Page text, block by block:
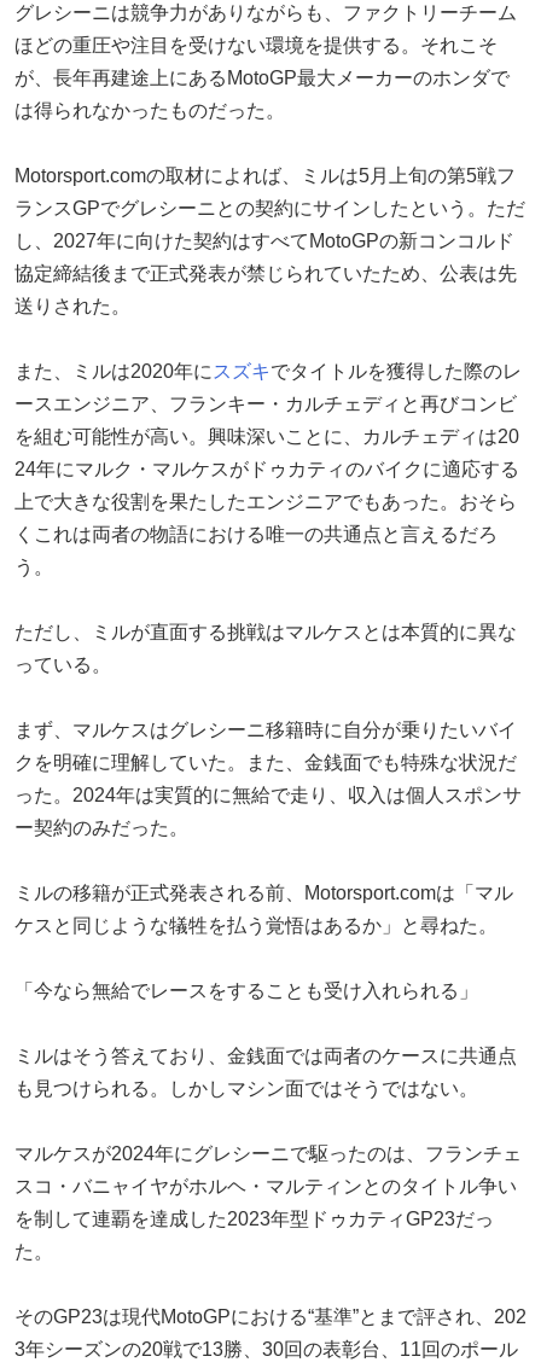
グレシーニは競争力がありながらも、ファクトリーチーム
ほどの重圧や注目を受けない環境を提供する。それこそ
が、長年再建途上にあるMotoGP最大メーカーのホンダで
は得られなかったものだった。
Motorsport.comの取材によれば、ミルは5月上旬の第5戦フ
ランスGPでグレシーニとの契約にサインしたという。ただ
し、2027年に向けた契約はすべてMotoGPの新コンコルド
協定締結後まで正式発表が禁じられていたため、公表は先
送りされた。
また、ミルは2020年に スズキでタイトルを獲得した際のレ
ースエンジニア、フランキー・カルチェディと再びコンビ
を組む可能性が高い。興味深いことに、カルチェディは20
24年にマルク・マルケスがドゥカティのバイクに適応する
上で大きな役割を果たしたエンジニアでもあった。おそら
くこれは両者の物語における唯一の共通点と言えるだろ
う。
ただし、ミルが直面する挑戦はマルケスとは本質的に異な
っている。
まず、マルケスはグレシーニ移籍時に自分が乗りたいバイ
クを明確に理解していた。また、金銭面でも特殊な状況だ
った。2024年は実質的に無給で走り、収入は個人スポンサ
ー契約のみだった。
ミルの移籍が正式発表される前、Motorsport.comは「マル
ケスと同じような犠牲を払う覚悟はあるか」と尋ねた。
「今なら無給でレースをすることも受け入れられる」
ミルはそう答えており、金銭面では両者のケースに共通点
も見つけられる。しかしマシン面ではそうではない。
マルケスが2024年にグレシーニで駆ったのは、フランチェ
スコ・バニャイヤがホルヘ・マルティンとのタイトル争い
を制して連覇を達成した2023年型ドゥカティGP23だっ
た。
そのGP23は現代MotoGPにおける“基準”とまで評され、202
3年シーズンの20戦で13勝、30回の表彰台、11回のポール